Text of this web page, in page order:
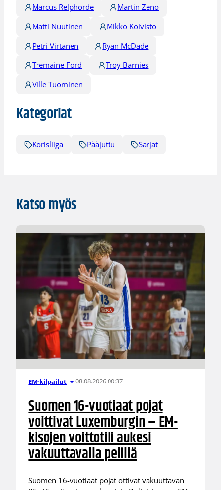
Marcus Relphorde
Martin Zeno
Matti Nuutinen
Mikko Koivisto
Petri Virtanen
Ryan McDade
Tremaine Ford
Troy Barnies
Ville Tuominen
Kategoriat
Korisliiga Pääjuttu Sarjat
Katso myös
EM-kilpailut 08.08.2026 00:37
Suomen 16-vuotiaat pojat
voittivat Luxemburgin – EM-
kisojen voittotili aukesi
vakuuttavalla pelillä
Suomen 16-vuotiaat pojat ottivat vakuuttavan